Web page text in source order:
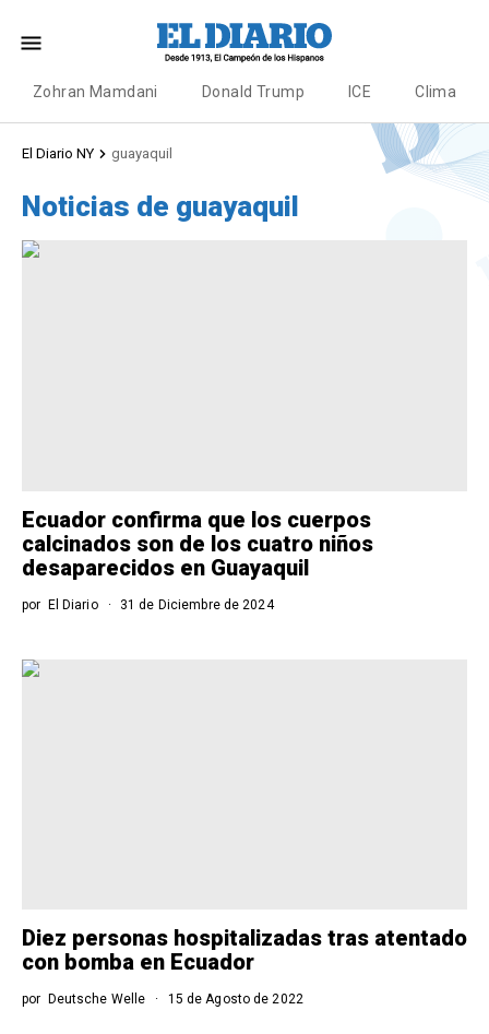
Zohran Mamdani Donald Trump ICE Clima
El Diario NY guayaquil
Noticias de guayaquil
Ecuador confirma que los cuerpos
calcinados son de los cuatro niños
desaparecidos en Guayaquil
por El Diario 31 de Diciembre de 2024
Diez personas hospitalizadas tras atentado
con bomba en Ecuador
por Deutsche Welle 15 de Agosto de 2022